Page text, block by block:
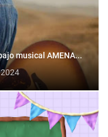
musical AMENA...